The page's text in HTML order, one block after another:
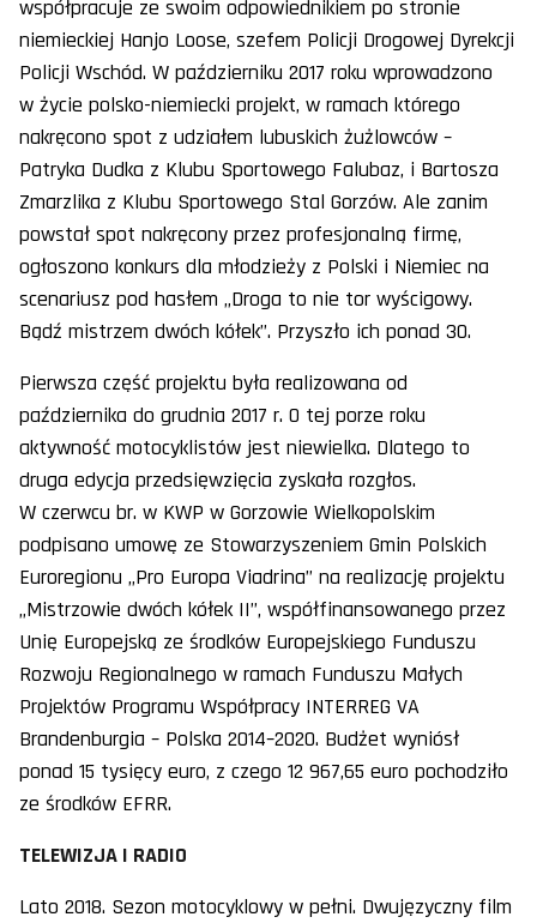
współpracuje ze swoim odpowiednikiem po stronie
niemieckiej Hanjo Loose, szefem Policji Drogowej Dyrekcji
Policji Wschód. W październiku 2017 roku wprowadzono
w życie polsko-niemiecki projekt, w ramach którego
nakręcono spot z udziałem lubuskich żużlowców –
Patryka Dudka z Klubu Sportowego Falubaz, i Bartosza
Zmarzlika z Klubu Sportowego Stal Gorzów. Ale zanim
powstał spot nakręcony przez profesjonalną firmę,
ogłoszono konkurs dla młodzieży z Polski i Niemiec na
scenariusz pod hasłem „Droga to nie tor wyścigowy.
Bądź mistrzem dwóch kółek”. Przyszło ich ponad 30.
Pierwsza część projektu była realizowana od
października do grudnia 2017 r. O tej porze roku
aktywność motocyklistów jest niewielka. Dlatego to
druga edycja przedsięwzięcia zyskała rozgłos.
W czerwcu br. w KWP w Gorzowie Wielkopolskim
podpisano umowę ze Stowarzyszeniem Gmin Polskich
Euroregionu „Pro Europa Viadrina” na realizację projektu
„Mistrzowie dwóch kółek II”, współfinansowanego przez
Unię Europejską ze środków Europejskiego Funduszu
Rozwoju Regionalnego w ramach Funduszu Małych
Projektów Programu Współpracy INTERREG VA
Brandenburgia – Polska 2014–2020. Budżet wyniósł
ponad 15 tysięcy euro, z czego 12 967,65 euro pochodziło
ze środków EFRR.
TELEWIZJA I RADIO
Lato 2018. Sezon motocyklowy w pełni. Dwujęzyczny film